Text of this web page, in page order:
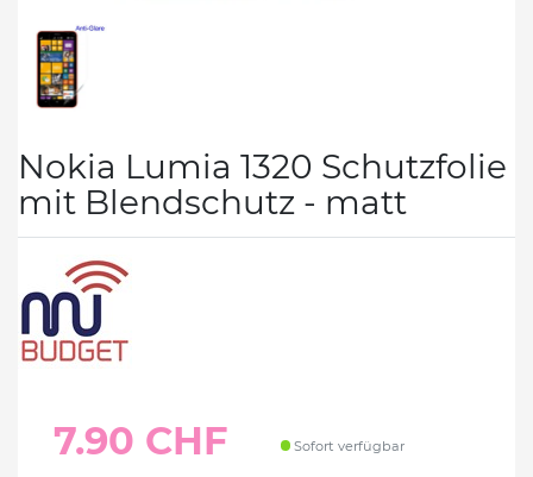
Nokia Lumia 1320 Schutzfolie
mit Blendschutz - matt
7.90 CHF Sofort verfügbar